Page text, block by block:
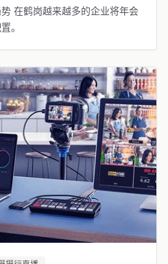
在鹤岗越来越多的企业将年会
。